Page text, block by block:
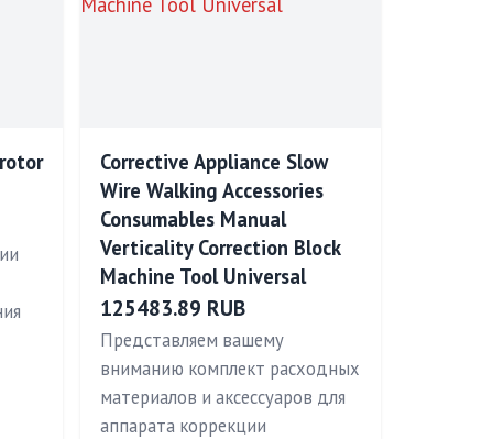
Corrective Appliance Slow
Wire Walking Accessories
Consumables Manual
Verticality Correction Block
Machine Tool Universal
125483.89 RUB
Представляем вашему
вниманию комплект расходных
материалов и аксессуаров для
аппарата коррекции